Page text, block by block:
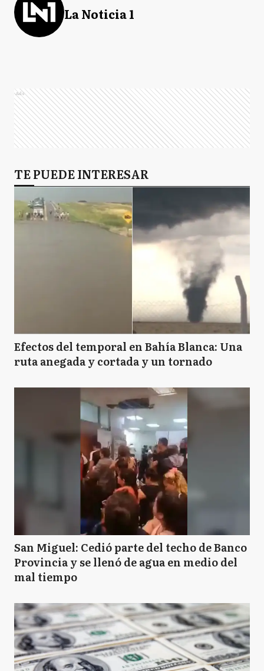
La Noticia 1
Ads
TE PUEDE INTERESAR
Efectos del temporal en Bahía Blanca: Una
ruta anegada y cortada y un tornado
San Miguel: Cedió parte del techo de Banco
Provincia y se llenó de agua en medio del
mal tiempo